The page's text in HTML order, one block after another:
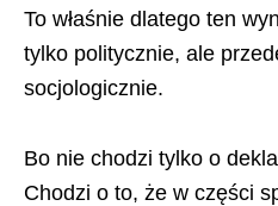
To właśnie dlatego ten
tylko politycznie, ale
socjologicznie.
Bo nie chodzi tylko o
Chodzi o to, że w części